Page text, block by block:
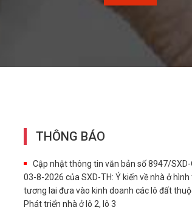
THÔNG BÁO
Cập nhật thông tin văn bản số 8947/SXD-
03-8-2026 của SXD-TH: Ý kiến về nhà ở
tương lai đưa vào kinh doanh các lô đất
Phát triển nhà ở lô 2, lô 3